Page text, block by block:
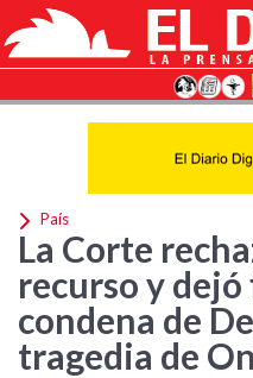
País
La Corte
recurso y dejó
condena de
tragedia de